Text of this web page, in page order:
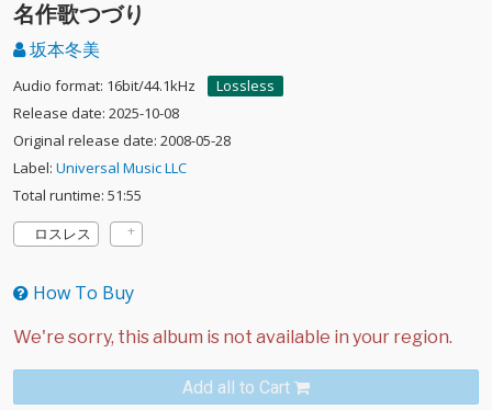
名作歌つづり
坂本冬美
Audio format: 16bit/44.1kHz
Lossless
Release date: 2025-10-08
Original release date: 2008-05-28
Label: Universal Music LLC
Total runtime: 51:55
ロスレス
How To Buy
Add all to Cart